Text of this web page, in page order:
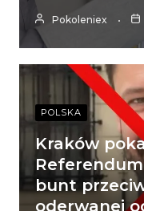
Pokoleniex
POLSKA
Kraków
bunt
oderwanej